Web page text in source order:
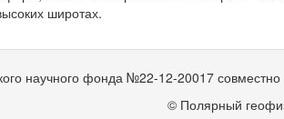
широтах.
научного фонда №22-12-20017
© Полярный